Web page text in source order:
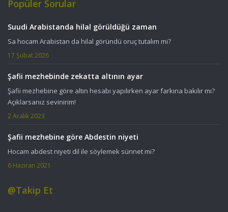
Popüler Sorular
Suudi Arabistanda hilal görüldüğü zaman
Sa hocam Arabistan da hilal göründü oruç tutalım mi?
17 Şubat 2026
Şafii mezhebinde zekatta altının ayar
Şafii mezhebine göre altın hesabı yapılırken ayar farkına bakılır mı?
Açıklarsanız sevinirim!
2 Aralık 2023
Şafii mezhebine göre Abdestin niyeti
Hocam abdest niyeti dil ile söylemek sünnet mi?
6 Haziran 2021
@Takip Et